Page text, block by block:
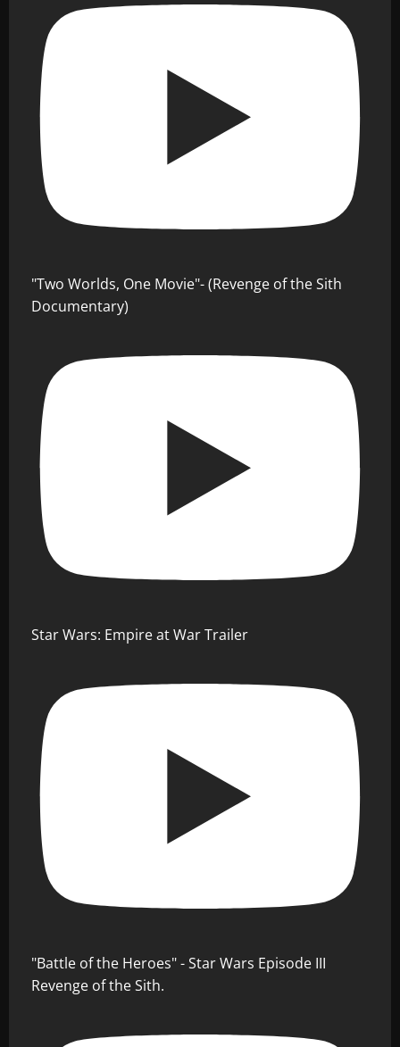
"Two Worlds, One Movie"- (Revenge of the Sith
Documentary)
Star Wars: Empire at War Trailer
"Battle of the Heroes" - Star Wars Episode III
Revenge of the Sith.